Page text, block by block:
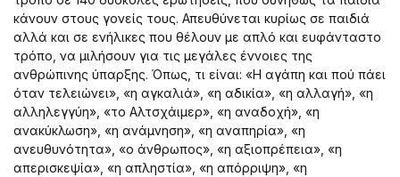
κάνουν στους γονείς τους. Απευθύνεται κυρίως σε παιδιά
αλλά και σε ενήλικες που θέλουν με απλό και ευφάνταστο
τρόπο, να μιλήσουν για τις μεγάλες έννοιες της
ανθρώπινης ύπαρξης. Όπως, τι είναι: «Η αγάπη και πού πάει
όταν τελειώνει», «η αγκαλιά», «η αδικία», «η αλλαγή», «η
αλληλεγγύη», «το Αλτσχάιμερ», «η αναδοχή», «η
ανακύκλωση», «η ανάμνηση», «η αναπηρία», «η
ανευθυνότητα», «ο άνθρωπος», «η αξιοπρέπεια», «η
απερισκεψία», «η απληστία», «η απόρριψη», «η